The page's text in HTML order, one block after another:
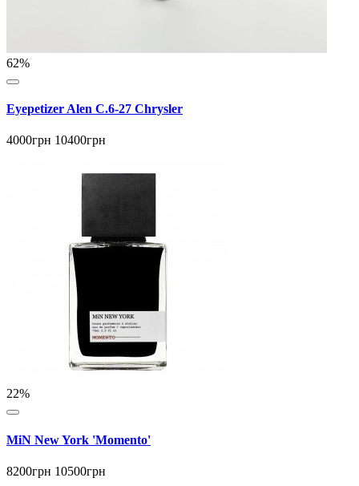
62%
Eyepetizer Alen C.6-27 Chrysler
4000грн 10400грн
22%
MiN New York 'Momento'
8200грн 10500грн